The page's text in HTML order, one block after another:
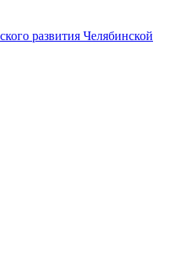
развития Челябинской